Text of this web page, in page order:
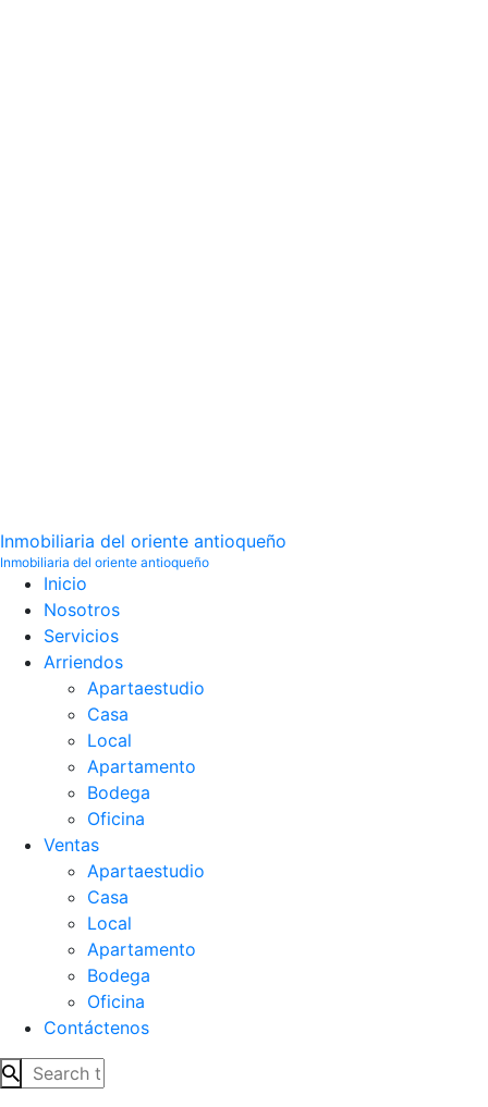
Inmobiliaria del oriente antioqueño
Inmobiliaria del oriente antioqueño
Inicio
Nosotros
Servicios
Arriendos
Apartaestudio
Casa
Local
Apartamento
Bodega
Oficina
Ventas
Apartaestudio
Casa
Local
Apartamento
Bodega
Oficina
Contáctenos